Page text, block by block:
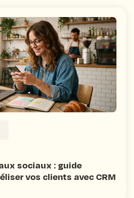
sociaux : guide
vos clients avec CRM